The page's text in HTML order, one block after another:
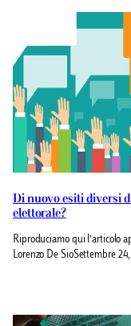
Di nuovo esiti diversi
elettorale?
Riproduciamo qui l’articolo
Lorenzo De SioSettembre